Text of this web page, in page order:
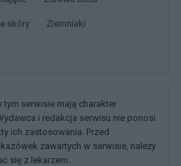
skóry Ziemniaki
tym serwisie mają charakter
i redakcja serwisu nie ponosi
ich zastosowania. Przed
zawartych w serwisie, należy
się z lekarzem.